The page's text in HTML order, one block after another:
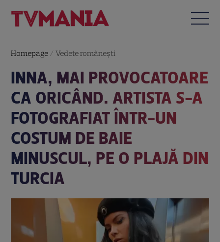
Homepage /Vedete româneşti
INNA, MAI PROVOCATOARE
CA ORICÂND. ARTISTA S-A
FOTOGRAFIAT ÎNTR-UN
COSTUM DE BAIE
MINUSCUL, PE O PLAJĂ DIN
TURCIA